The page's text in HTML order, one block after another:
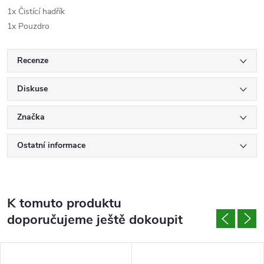
1x Čistící hadřík
1x Pouzdro
Recenze
Diskuse
Značka
Ostatní informace
K tomuto produktu
doporučujeme ještě dokoupit